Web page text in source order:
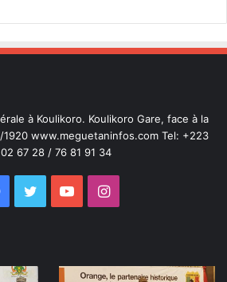
à Koulikoro. Koulikoro Gare, face à la
1920 www.meguetaninfos.com Tel: +223
67 28 / 76 81 91 34
Facebook
Twitter YouTubeInstagram